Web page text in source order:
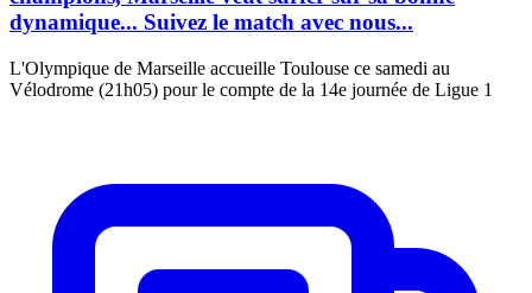
dynamique... Suivez le match avec nous...
L'Olympique de Marseille accueille Toulouse ce samedi au
Vélodrome (21h05) pour le compte de la 14e journée de Ligue 1